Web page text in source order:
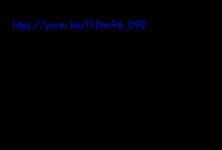
https://youtu.be/f1Dtm96_D9E